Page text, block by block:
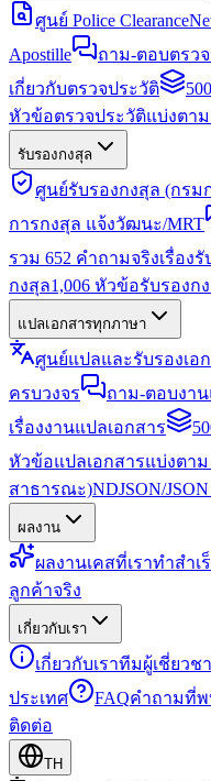
ศูนย์ Police Clearance
Apostille
ถาม-ตอบตรว
เกี่ยวกับตรวจประวัติ
หัวข้อตรวจประวัติแบ่งตาม
รับรองกงสุล
ศูนย์รับรองกงสุล (กรม
การกงสุล แจ้งวัฒนะ/MRT
รวม 652 คำถามจริงเรื่อง
กงสุล1,006 หัวข้อรับรองก
แปลเอกสารทุกภาษา
ศูนย์แปลและรับรองเอ
ครบวงจร
ถาม-ตอบงา
เรื่องงานแปลเอกสาร
หัวข้อแปลเอกสารแบ่งตาม
สาธารณะ)NDJSON/
ผลงาน
ผลงานเคสที่เราทำสำเ
ลูกค้าจริง
เกี่ยวกับเรา
เกี่ยวกับเราทีมผู้เชี่ยวช
ประเทศ
FAQคำถามที่พ
ติดต่อ
TH